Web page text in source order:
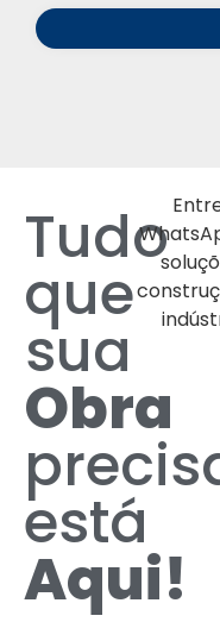
Tudo
que
sua
Obra
está
Aqui!